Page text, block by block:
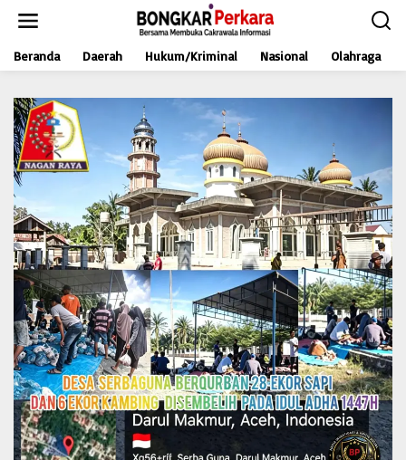
t
Beranda Daerah Hukum/Kriminal Nasional Olahraga